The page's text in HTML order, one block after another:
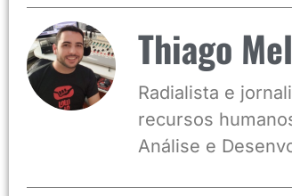
Thiago
Radialista e
recursos
Análise e